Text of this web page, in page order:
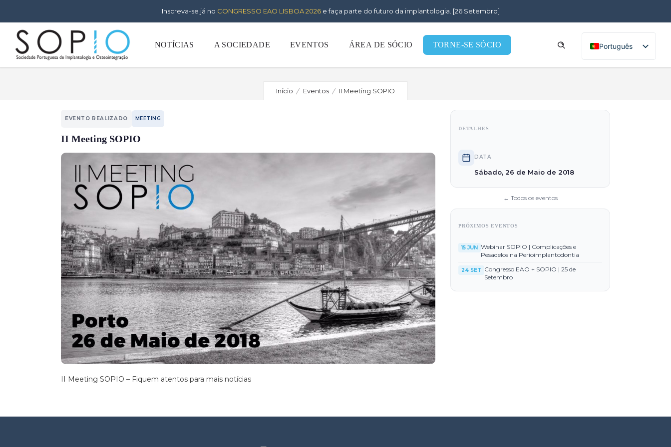
Inscreva-se já no CONGRESSO EAO LISBOA 2026e faça parte do futuro da implantologia. [26 Setembro]
Português
English (UK)
NOTÍCIAS A SOCIEDADE EVENTOS ÁREA DE SÓCIO TORNE-SE SÓCIO
II Meeting SOPIO
Início Eventos II Meeting SOPIO
EVENTO REALIZADO MEETING
II Meeting SOPIO
II Meeting SOPIO – Fiquem atentos para mais notícias
DETALHES
DATA
Sábado, 26 de Maio de 2018
← Todos os eventos
PRÓXIMOS EVENTOS
15 JUN Webinar SOPIO | Complicações e
Pesadelos na Perioimplantodontia
24 SET
Congresso EAO + SOPIO | 25 de
Setembro